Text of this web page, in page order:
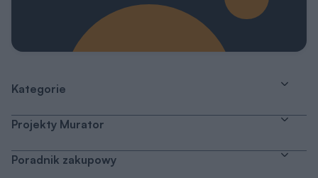
Kategorie
Projekty Murator
Poradnik zakupowy